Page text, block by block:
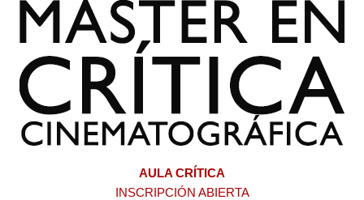
AULA CRÍTICA
INSCRIPCIÓN ABIERTA